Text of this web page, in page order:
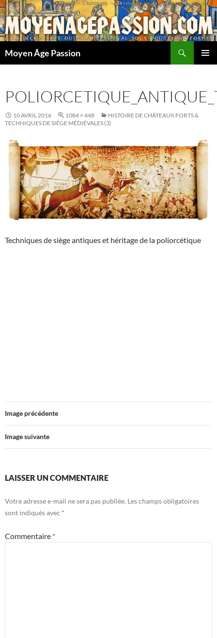
Aller
au
contenu
Moyen Âge Passion
10 AVRIL 2016 1084 × 448
HISTOIRE DE CHÂTEAUX FORTS &
TECHNIQUES DE SIÈGE MÉDIÉVALES (3)
Techniques de siège antiques et héritage de la poliorcétique
Image précédente
Image suivante
LAISSER UN COMMENTAIRE
Votre adresse e-mail ne sera pas publiée. Les champs obligatoires
sont indiqués avec *
Commentaire *